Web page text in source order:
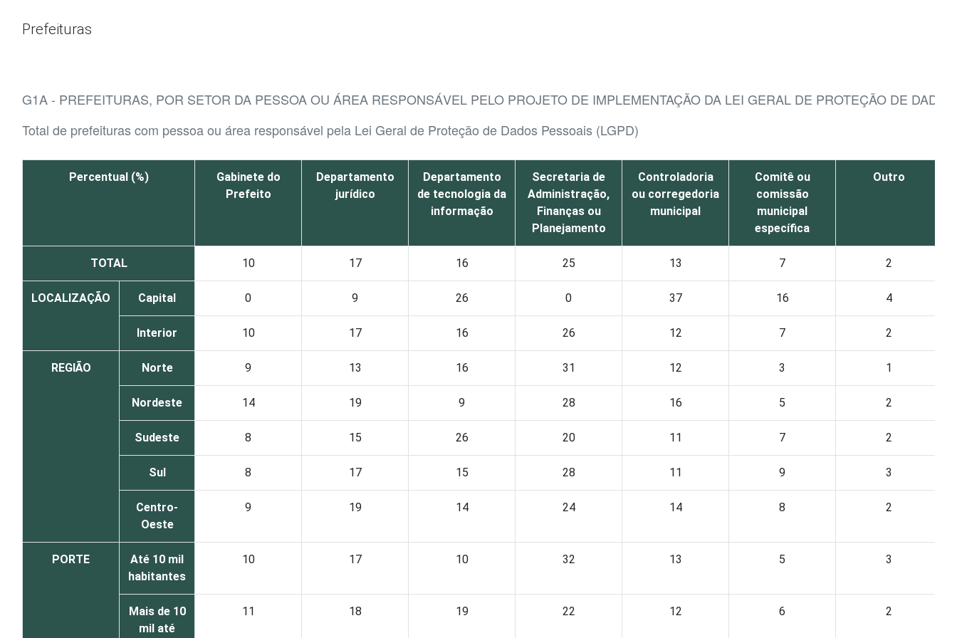
Prefeituras
G1A - PREFEITURAS, POR SETOR DA PESSOA OU ÁREA RESPONSÁVEL PELO PROJETO DE IMPLEMENTAÇÃO DA LEI GERAL DE PROTEÇÃO DE
Total de prefeituras com pessoa ou área responsável pela Lei Geral de Proteção de Dados Pessoais (LGPD)
Percentual (%)
Gabinete do
Prefeito
Departamento
jurídico
Departamento
de tecnologia da
informação
Secretaria de
Administração,
Finanças ou
Planejamento
Controladoria
ou corregedoria
municipal
Comitê ou
comissão
municipal
específica
Outro
TOTAL 10 17 16 25 13 7 2
LOCALIZAÇÃO Capital 0 9 26 0 37 16 4
Interior 10 17 16 26 12 7 2
REGIÃO Norte 9 13 16 31 12 3 1
Nordeste 14 19 9 28 16 5 2
Sudeste 8 15 26 20 11 7 2
Sul 8 17 15 28 11 9 3
Centro-
Oeste
9 19 14 24 14 8 2
PORTE
Até 10 mil
habitantes
10 17 10 32 13 5 3
Mais de 10
mil até
11 18 19 22 12 6 2